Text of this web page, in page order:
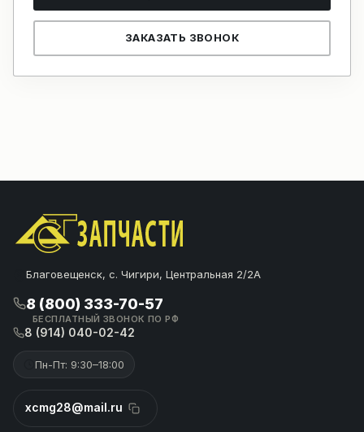
ЗАКАЗАТЬ ЗВОНОК
Благовещенск, с. Чигири, Центральная 2/2А
8 (800) 333-70-57
БЕСПЛАТНЫЙ ЗВОНОК ПО РФ
8 (914) 040-02-42
Пн-Пт: 9:30–18:00
xcmg28@mail.ru